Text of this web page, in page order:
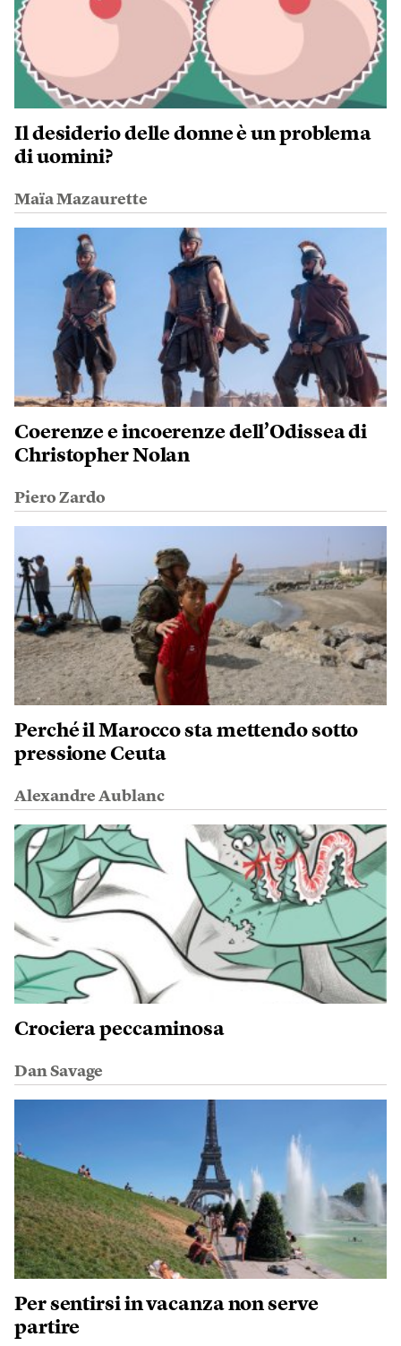
Il desiderio delle donne è un problema
di uomini?
Maïa Mazaurette
Coerenze e incoerenze dell’Odissea di
Christopher Nolan
Piero Zardo
Perché il Marocco sta mettendo sotto
pressione Ceuta
Alexandre Aublanc
Crociera peccaminosa
Dan Savage
Per sentirsi in vacanza non serve
partire